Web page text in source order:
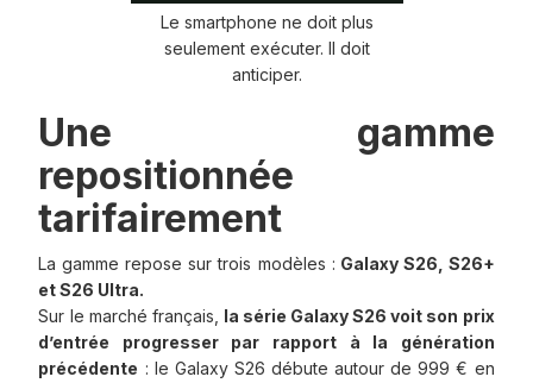
Le smartphone ne doit plus
seulement exécuter. Il doit
anticiper.
Une gamme
repositionnée
tarifairement
La gamme repose sur trois modèles : Galaxy S26, S26+
et S26 Ultra.
Sur le marché français, la série Galaxy S26 voit son prix
d’entrée progresser par rapport à la génération
précédente : le Galaxy S26 débute autour de 999 € en